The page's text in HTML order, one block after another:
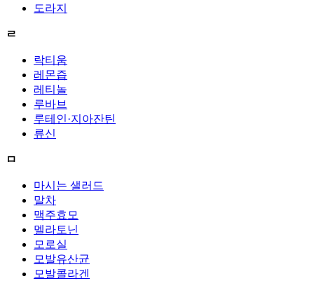
도라지
ㄹ
락티움
레몬즙
레티놀
루바브
루테인·지아잔틴
류신
ㅁ
마시는 샐러드
말차
맥주효모
멜라토닌
모로실
모발유산균
모발콜라겐